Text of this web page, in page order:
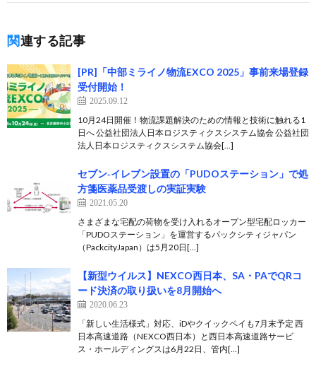
関連する記事
[PR]「中部ミライノ物流EXCO 2025」事前来場登録
受付開始！
2025.09.12
10月24日開催！物流課題解決のための情報と技術に触れる1
日へ 公益社団法人日本ロジスティクスシステム協会 公益社団
法人日本ロジスティクスシステム協会[…]
セブン‐イレブン設置の「PUDOステーション」で処
方箋医薬品受渡しの実証実験
2021.05.20
さまざまな宅配の荷物を受け入れるオープン型宅配ロッカー
「PUDOステーション」を運営するパックシティジャパン
（PackcityJapan）は5月20日[…]
【新型ウイルス】NEXCO西日本、SA・PAでQRコ
ード決済の取り扱いを8月開始へ
2020.06.23
「新しい生活様式」対応、iDやクイックペイも7月末予定 西
日本高速道路（NEXCO西日本）と西日本高速道路サービ
ス・ホールディングスは6月22日、管内[…]